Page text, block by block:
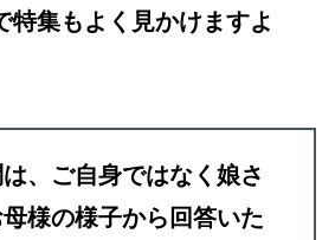
特集もよく見かけますよ
、ご自身ではなく娘さ
様の様子から回答いた